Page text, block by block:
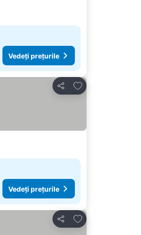
Vedeți prețurile
Distribuiți
Adăugaţi la favorite
Vedeți prețurile
Distribuiți
Adăugaţi la favorite